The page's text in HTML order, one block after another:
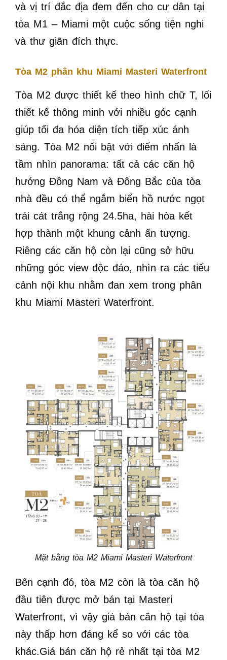
và vị trí đắc địa đem đến cho cư dân tại
tòa M1 – Miami một cuộc sống tiện nghi
và thư giãn đích thực.
Tòa M2 phân khu Miami Masteri Waterfront
Tòa M2 được thiết kế theo hình chữ T, lối
thiết kế thông minh với nhiều góc cạnh
giúp tối đa hóa diện tích tiếp xúc ánh
sáng. Tòa M2 nổi bật với điểm nhấn là
tầm nhìn panorama: tất cả các căn hộ
hướng Đông Nam và Đông Bắc của tòa
nhà đều có thể ngắm biển hồ nước ngọt
trải cát trắng rộng 24.5ha, hài hòa kết
hợp thành một khung cảnh ấn tượng.
Riêng các căn hộ còn lại cũng sở hữu
những góc view độc đáo, nhìn ra các tiểu
cảnh nội khu nhằm đan xem trong phân
khu Miami Masteri Waterfront.
Mặt bằng tòa M2 Miami Masteri Waterfront
Bên cạnh đó, tòa M2 còn là tòa căn hộ
đầu tiên được mở bán tại Masteri
Waterfront, vì vậy giá bán căn hộ tại tòa
này thấp hơn đáng kể so với các tòa
khác.Giá bán căn hộ rẻ nhất tại tòa M2